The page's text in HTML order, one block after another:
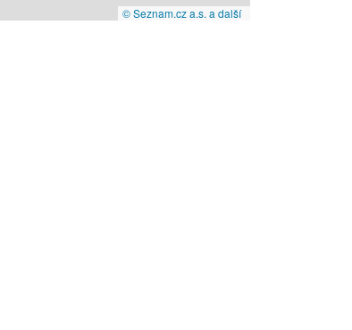
© Seznam.cz a.s. a další